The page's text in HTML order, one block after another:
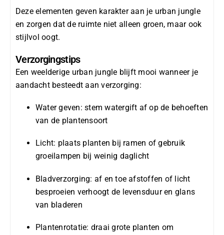
Deze elementen geven karakter aan je urban jungle
en zorgen dat de ruimte niet alleen groen, maar ook
stijlvol oogt.
Verzorgingstips
Een weelderige urban jungle blijft mooi wanneer je
aandacht besteedt aan verzorging:
Water geven: stem watergift af op de behoeften
van de plantensoort
Licht: plaats planten bij ramen of gebruik
groeilampen bij weinig daglicht
Bladverzorging: af en toe afstoffen of licht
besproeien verhoogt de levensduur en glans
van bladeren
Plantenrotatie: draai grote planten om